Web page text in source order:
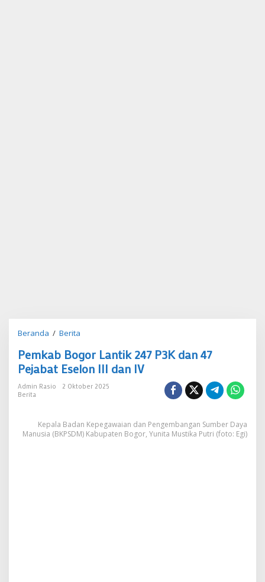
Beranda / Berita
Lantik
247
P3K
dan
III
dan
Pemkab Bogor Lantik 247 P3K dan 47
Pejabat Eselon III dan IV
Admin Rasio
2 Oktober 2025
Berita
Kepala Badan Kepegawaian dan Pengembangan Sumber Daya
Manusia (BKPSDM) Kabupaten Bogor, Yunita Mustika Putri (foto: Egi)